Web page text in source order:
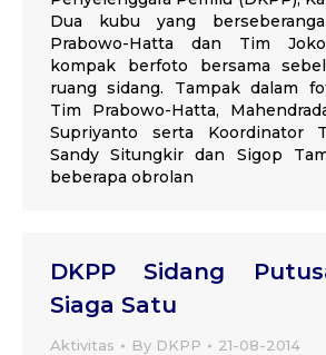
Dua kubu yang
Prabowo-Hatta dan Tim
kompak berfoto bersama
ruang sidang. Tampak dalam
Tim Prabowo-Hatta,
Supriyanto serta Koordinator
Sandy Situngkir dan Sigop
beberapa obrolan
DKPP Sidang
Siaga Satu
Aktivitas By DKPP 21-08-2014